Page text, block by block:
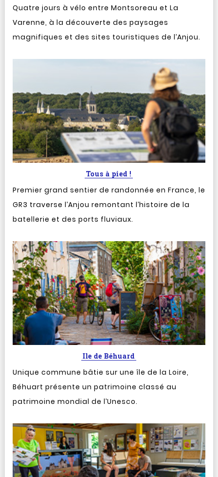
Quatre jours à vélo entre Montsoreau et La
Varenne, à la découverte des paysages
magnifiques et des sites touristiques de l’Anjou.
Tous à pied !
Premier grand sentier de randonnée en France, le
GR3 traverse l’Anjou remontant l’histoire de la
batellerie et des ports fluviaux.
Ile de Béhuard
Unique commune bâtie sur une île de la Loire,
Béhuart présente un patrimoine classé au
patrimoine mondial de l’Unesco.